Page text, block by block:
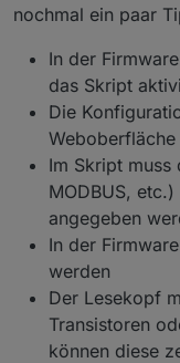
nochmal ein paar
In der
das Skript
Die
Im Skript muss
MODBUS,
angegeben
In der
werden
Der Lesekopf
Transistoren
können diese